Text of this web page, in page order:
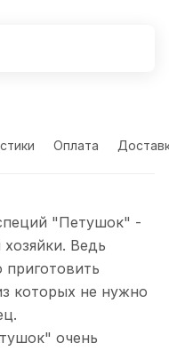
Оплата
"Петушок" -
Ведь
которых не нужно
очень